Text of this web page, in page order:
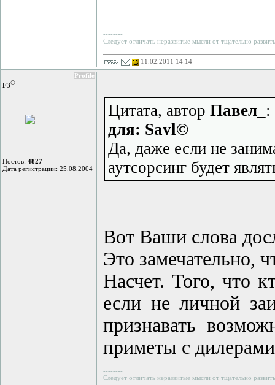
--------
Следует отличать неразвитые мысли от тщательно
11.02.2011 14:14
Profile
F3©
Постов: 4827
Дата регистрации: 25.08.2004
Цитата, автор Павел_ :
для: Savl©
Да, даже если не
аутсорсинг будет
Вот Ваши слова
Это замечательно,
Насчет. Того, что
если не личной
признавать
приметы с
--------
Следует отличать неразвитые мысли от тщательно